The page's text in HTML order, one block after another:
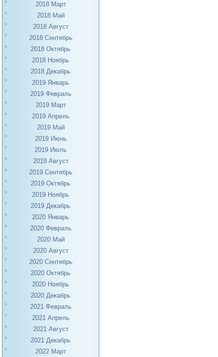
2018 Март
2018 Май
2018 Август
2018 Сентябрь
2018 Октябрь
2018 Ноябрь
2018 Декабрь
2019 Январь
2019 Февраль
2019 Март
2019 Апрель
2019 Май
2019 Июнь
2019 Июль
2019 Август
2019 Сентябрь
2019 Октябрь
2019 Ноябрь
2019 Декабрь
2020 Январь
2020 Февраль
2020 Май
2020 Август
2020 Сентябрь
2020 Октябрь
2020 Ноябрь
2020 Декабрь
2021 Февраль
2021 Апрель
2021 Август
2021 Декабрь
2022 Март